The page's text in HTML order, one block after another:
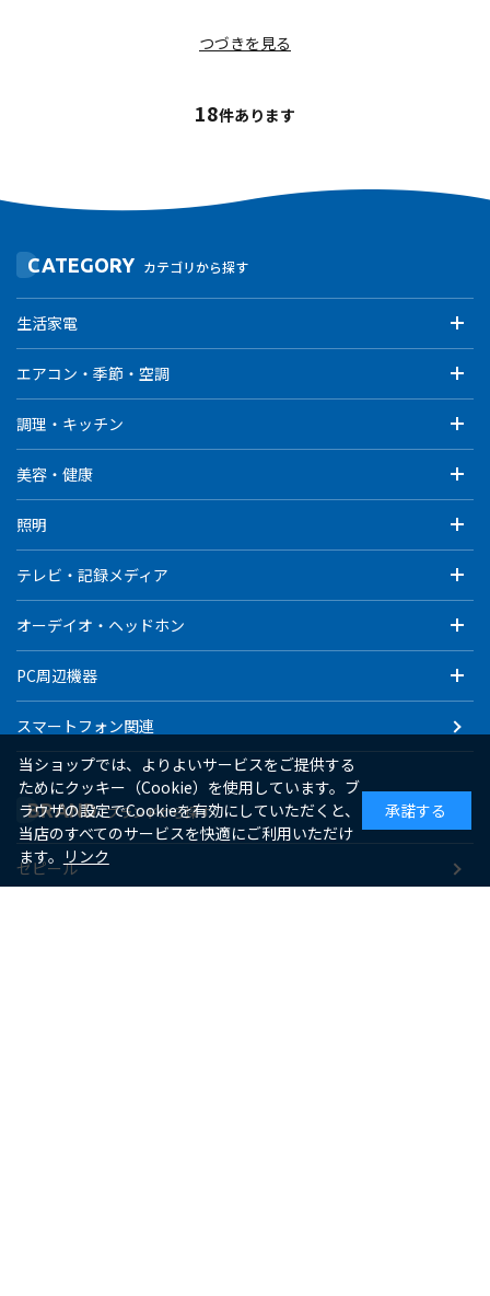
つづきを見る
18件あります
CATEGORY カテゴリから探す
生活家電
エアコン・季節・空調
調理・キッチン
美容・健康
照明
テレビ・記録メディア
オーデイオ・ヘッドホン
PC周辺機器
スマートフォン関連
BRAND ブランドから探す
ゼピール
当ショップでは、よりよいサービスをご提供する
ためにクッキー（Cookie）を使用しています。ブ
ラウザの設定でCookieを有効にしていただくと、
当店のすべてのサービスを快適にご利用いただけ
ます。 リンク
承諾する